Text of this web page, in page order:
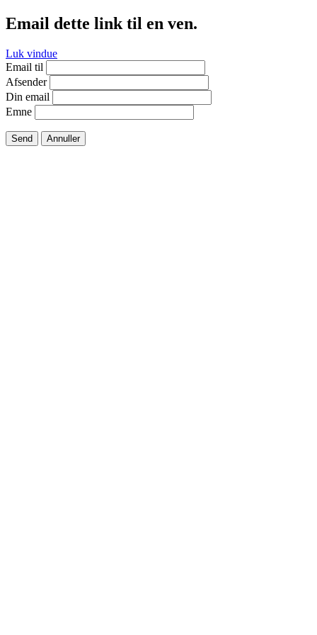
Email dette link til en ven.
Luk vindue
Email til
Afsender
Din email
Emne
Send Annuller